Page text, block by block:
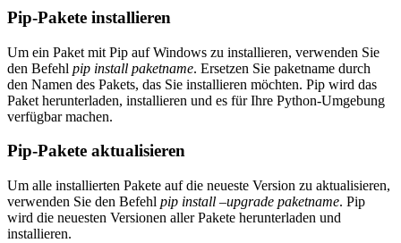
Pip-Pakete installieren
Um ein Paket mit Pip auf Windows zu installieren, verwenden Sie
den Befehl pip install paketname. Ersetzen Sie paketname durch
den Namen des Pakets, das Sie installieren möchten. Pip wird das
Paket herunterladen, installieren und es für Ihre Python-Umgebung
verfügbar machen.
Pip-Pakete aktualisieren
Um alle installierten Pakete auf die neueste Version zu aktualisieren,
verwenden Sie den Befehl pip install –upgrade paketname. Pip
wird die neuesten Versionen aller Pakete herunterladen und
installieren.